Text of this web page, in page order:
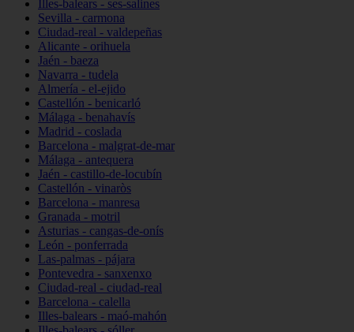
Illes-balears - ses-salines
Sevilla - carmona
Ciudad-real - valdepeñas
Alicante - orihuela
Jaén - baeza
Navarra - tudela
Almería - el-ejido
Castellón - benicarló
Málaga - benahavís
Madrid - coslada
Barcelona - malgrat-de-mar
Málaga - antequera
Jaén - castillo-de-locubín
Castellón - vinaròs
Barcelona - manresa
Granada - motril
Asturias - cangas-de-onís
León - ponferrada
Las-palmas - pájara
Pontevedra - sanxenxo
Ciudad-real - ciudad-real
Barcelona - calella
Illes-balears - maó-mahón